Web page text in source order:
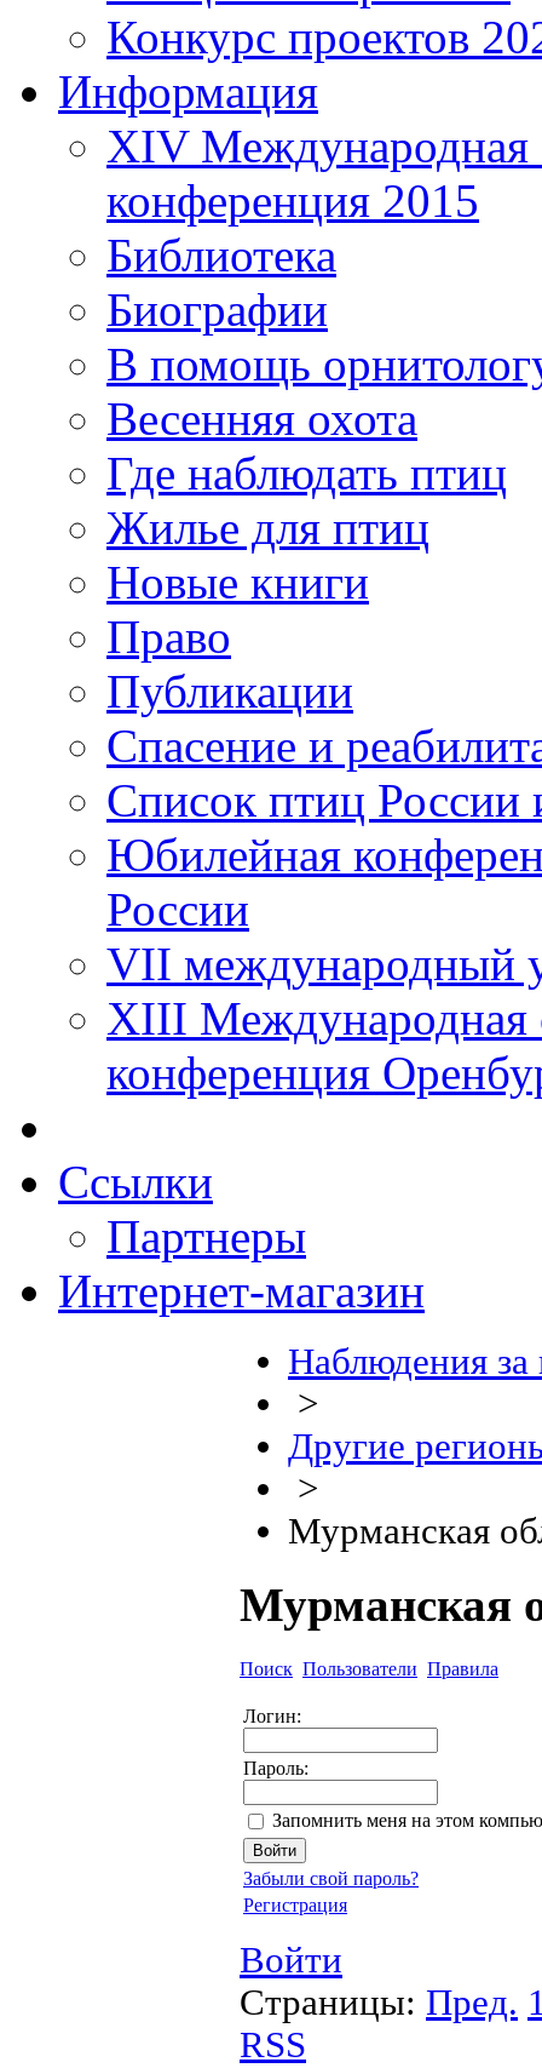
Конкурс проектов
Информация
XIV Международная
конференция 2015
Библиотека
Биографии
В помощь
Весенняя охота
Где наблюдать птиц
Жилье для птиц
Новые книги
Право
Публикации
Спасение и
Список птиц России
Юбилейная
России
VII международный
XIII Международная
конференция
Ссылки
Партнеры
Интернет-магазин
Наблюдения
>
Другие
>
Мурманская
Мурманская
Поиск Пользователи Правила
Логин:
Пароль:
Запомнить меня на этом
Забыли свой пароль?
Регистрация
Войти
Страницы: Пред.
RSS